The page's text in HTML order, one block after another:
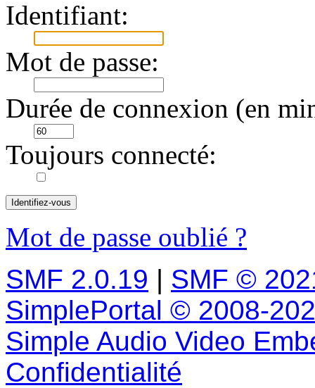
Identifiant:
Mot de passe:
Durée de connexion (en
Toujours connecté:
Mot de passe oublié ?
SMF 2.0.19 | SMF ©
SimplePortal © 2008-
Simple Audio Video
Confidentialité